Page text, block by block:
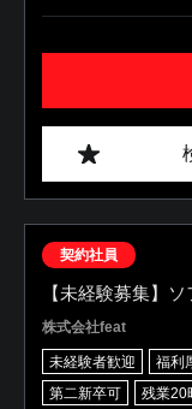
契約社員
【未経験募集】
株式会社feat
未経験者歓迎 福利
第二新卒可
残業20